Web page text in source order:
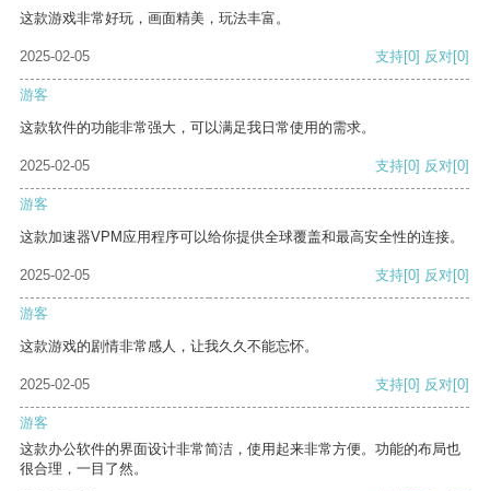
这款游戏非常好玩，画面精美，玩法丰富。
2025-02-05 支持[0] 反对[0]
游客
这款软件的功能非常强大，可以满足我日常使用的需求。
2025-02-05 支持[0] 反对[0]
游客
这款加速器VPM应用程序可以给你提供全球覆盖和最高安全性的连接。
2025-02-05 支持[0] 反对[0]
游客
这款游戏的剧情非常感人，让我久久不能忘怀。
2025-02-05 支持[0] 反对[0]
游客
这款办公软件的界面设计非常简洁，使用起来非常方便。功能的布局也
很合理，一目了然。